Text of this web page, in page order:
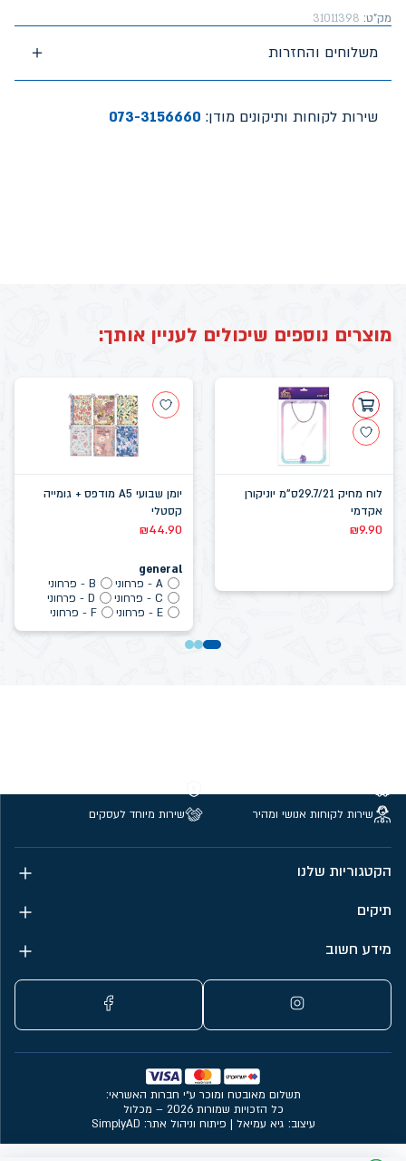
מק"ט: 31011398
משלוחים והחזרות
שירות לקוחות ותיקונים מודן: 073-3156660
מוצרים נוספים שיכולים לעניין אותך:
לוח מחיק 29.7/21ס"מ יוניקורן
אקדמי
₪9.90
יומן שבועי A5 מודפס + גומייה
קסטלי
₪44.90
general
A - פרחוני
B - פרחוני
C - פרחוני
D - פרחוני
E - פרחוני
F - פרחוני
שירות לקוחות אנושי ומהיר
שירות מיוחד לעסקים
הקטגוריות שלנו
תיקים
מידע חשוב
עיצוב: גיא עמיאל | פיתוח וניהול אתר: SimplyAD
תשלום מאובטח ומוכר ע״י חברות האשראי:
כל הזכויות שמורות 2026 – מכלול